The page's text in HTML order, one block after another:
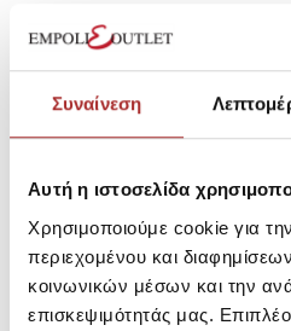
Συναίνεση
Αυτή η ιστοσελίδα
Χρησιμοποιούμε cookie για
περιεχομένου και
κοινωνικών μέσων και την
επισκεψιμότητάς μας.
Επιστροφές Προϊόντων
Ίδια κατηγορία Ίδιο Brand